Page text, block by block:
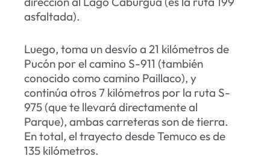
asfaltada).
Luego, toma un desvío a 21 kilómetros de
Pucón por el camino S-911 (también
conocido como camino Paillaco), y
continúa otros 7 kilómetros por la ruta S-
975 (que te llevará directamente al
Parque), ambas carreteras son de tierra.
En total, el trayecto desde Temuco es de
135 kilómetros.